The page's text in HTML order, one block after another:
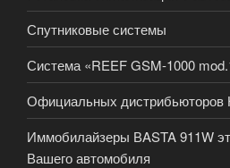
Спутниковые системы
Система «REEF GSM-1000
Официальных дистрибьюторов
Иммобилайзеры ВASTA 911W
Вашего автомобиля